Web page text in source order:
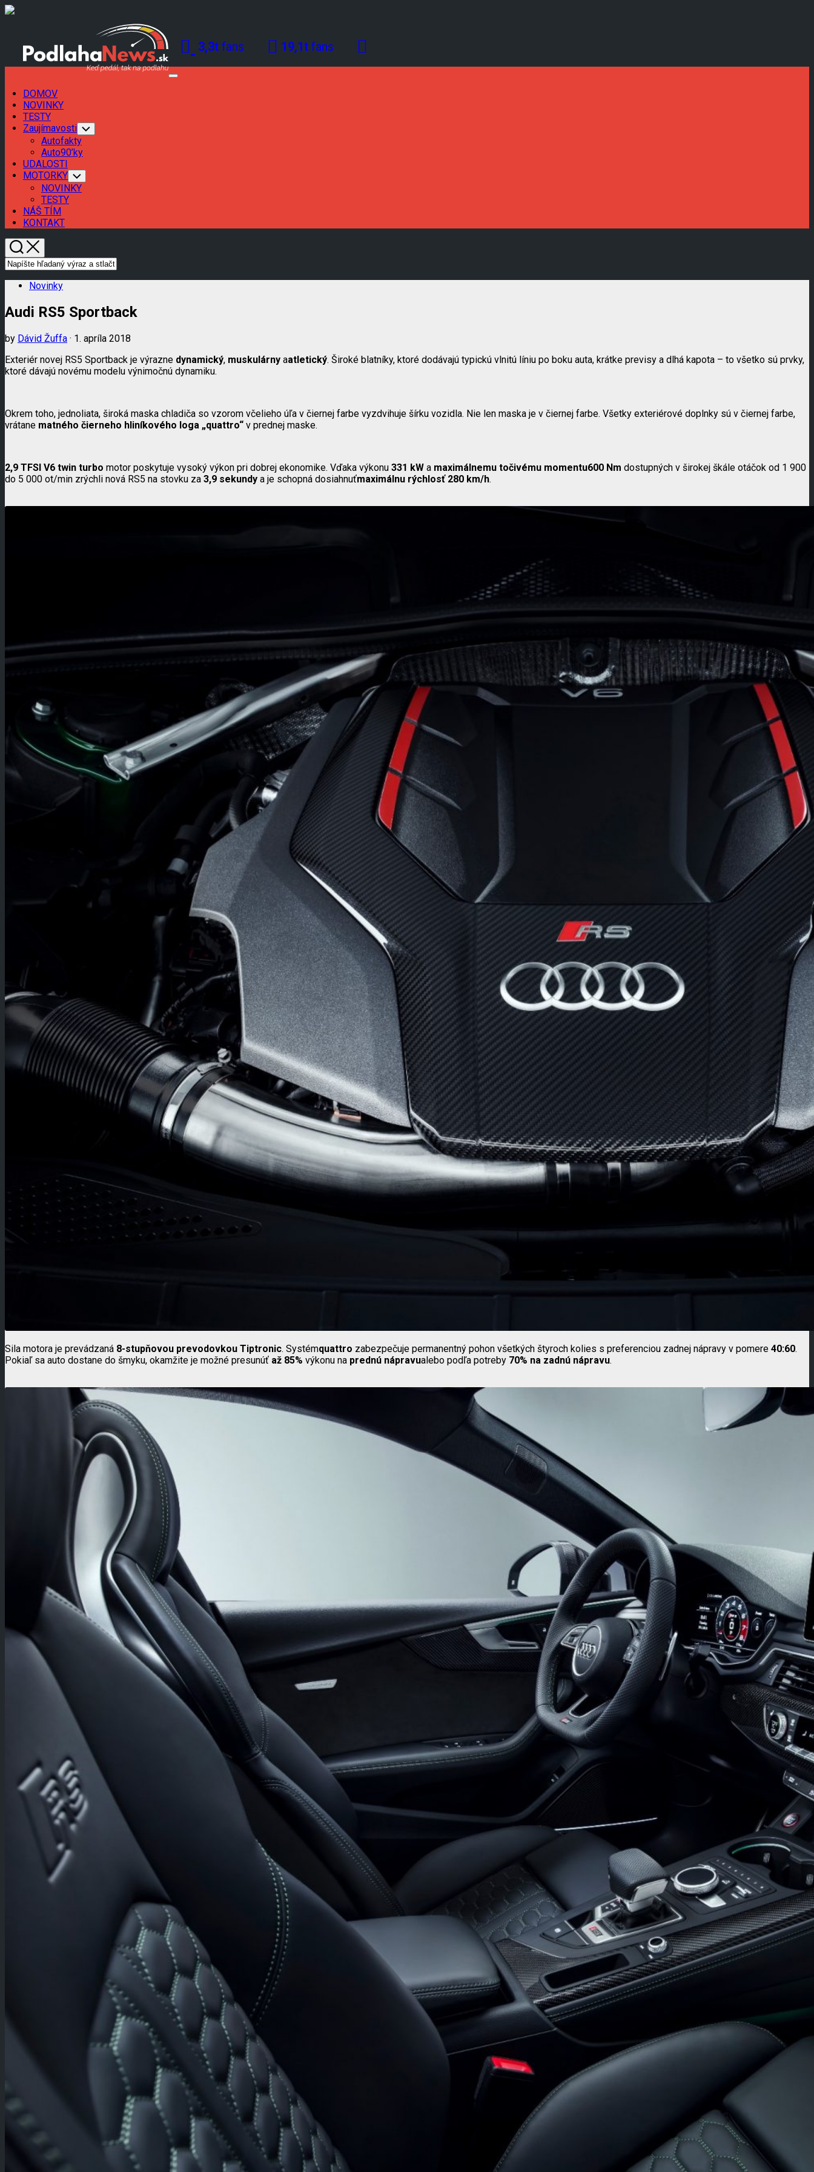
Skip
3,3t fans 19,1t fans
Expand
DOMOV
Current
Page
Parent
NOVINKY
TESTY
Zaujímavosti Toggle
Child
Menu
Autofakty
Auto90’ky
UDALOSTI
MOTORKY Toggle
Child
Menu
NOVINKY
TESTY
NÁŠ TÍM
KONTAKT
Novinky
Audi RS5 Sportback
by Dávid Žuffa · 1. apríla 2018
Exteriér novej RS5 Sportback je výrazne dynamický, muskulárny aatletický. Široké blatníky, ktoré dodávajú typickú vlnitú líniu po boku auta, krátke previsy a dlhá kapota – to všetko sú prvky,
ktoré dávajú novému modelu výnimočnú dynamiku.
Okrem toho, jednoliata, široká maska chladiča so vzorom včelieho úľa v čiernej farbe vyzdvihuje šírku vozidla. Nie len maska je v čiernej farbe. Všetky exteriérové doplnky sú v čiernej farbe,
vrátane matného čierneho hliníkového loga „quattro“ v prednej maske.
2,9 TFSI V6 twin turbo motor poskytuje vysoký výkon pri dobrej ekonomike. Vďaka výkonu 331 kW a maximálnemu točivému momentu600 Nm dostupných v širokej škále otáčok od 1 900
do 5 000 ot/min zrýchli nová RS5 na stovku za 3,9 sekundy a je schopná dosiahnuťmaximálnu rýchlosť 280 km/h.
Sila motora je prevádzaná 8-stupňovou prevodovkou Tiptronic. Systémquattro zabezpečuje permanentný pohon všetkých štyroch kolies s preferenciou zadnej nápravy v pomere 40:60.
Pokiaľ sa auto dostane do šmyku, okamžite je možné presunúť až 85% výkonu na prednú nápravualebo podľa potreby 70% na zadnú nápravu.